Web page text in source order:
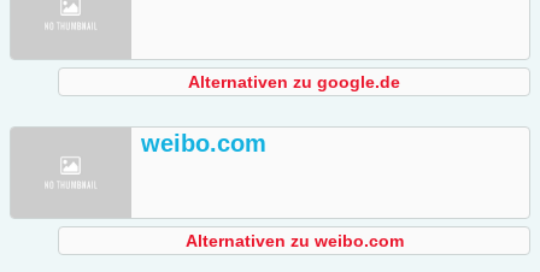
Alternativen zu google.de
weibo.com
Alternativen zu weibo.com